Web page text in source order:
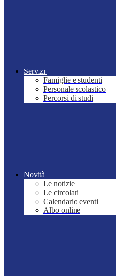
Servizi
Famiglie e studenti
Personale scolastico
Percorsi di studi
Novità
Le notizie
Le circolari
Calendario eventi
Albo online